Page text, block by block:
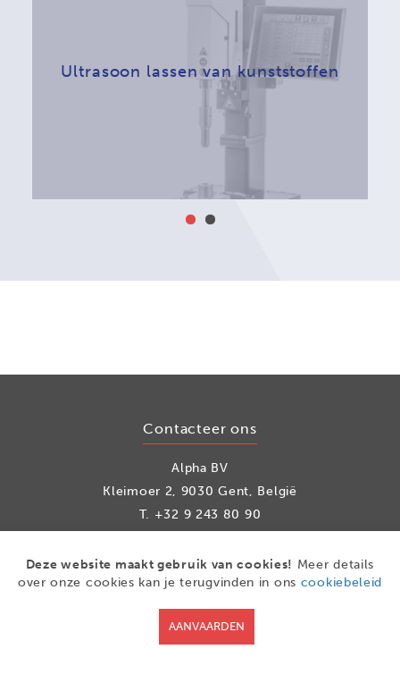
Ultrasoon lassen van kunststoffen
Contacteer ons
Alpha BV
Kleimoer 2, 9030 Gent, België
T. +32 9 243 80 90
FacebookLinkedInYoutube
Deze website maakt gebruik van cookies! Meer details
over onze cookies kan je terugvinden in ons cookiebeleid
AANVAARDEN